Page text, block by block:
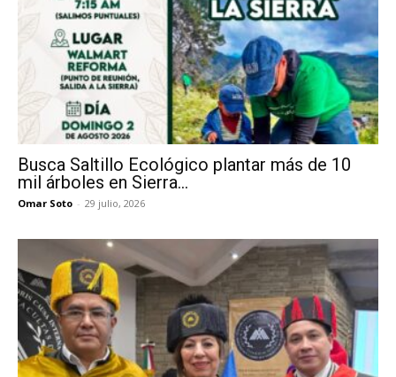
Busca Saltillo Ecológico plantar más de 10
mil árboles en Sierra...
Omar Soto - 29 julio, 2026